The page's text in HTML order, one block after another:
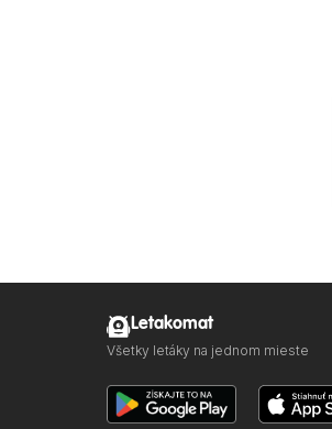
Letakomat
Všetky letáky na jednom mieste